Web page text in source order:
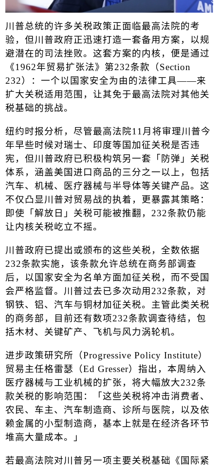
川普总统的许多关税政策正面临最高法院的考
验，但川普政府正迅速打造一套备用方案，以规
避潜在的司法挫败。这套方案的内核，便是通过
《1962年贸易扩张法》第232条款（Section
232）：一个以国家安全为由的法律工具——来
扩大关税适用范围，让其免于最高法院对其他关
税基础的挑战。
纽约时报分析，尽管最高法院11 月将审理川普今
年早些时候对瑞士、印度等国加征关税是否违
宪，但川普政府已积极构筑另一套「防弹」关税
体系，涵盖美国进口商品的三分之一以上，包括
汽车、机械、医疗器械与半导体等关键产品。这
不仅凸显川普对贸易战的执着，更暴露其策略：
即使「解放日」关税可能被推翻， 232条款仍能
让内核关税屹立不摇。
川普政府已提出或颁布的这些关税，全数依据
232条款实施，该条款允许总统在商务部调查
后，以国家安全为名单方面加征关税，而不受国
会严格监督。川普过去已多次动用232条款，对
钢铁、铝、汽车与铜材加征关税。主管此类关税
的商务部，目前还有数项232条款调查待结，包
括木材、关键矿产、飞机与风力涡轮机。
进步政策研究所（Progressive Policy Institute）
贸易主任格雷瑟（Ed Gresser）指出，本周纳入
医疗器械与工业机械的扩张，将大幅放大232条
款关税的影响范围：「这些关税将冲击消费者、
农民、车主、汽车制造商、诊所与医院，以及依
赖金属的小型制造商，基本上就是在经济各环节
堆高大量成本。」
若最高法院对川普另一项主要关税基础《国际紧